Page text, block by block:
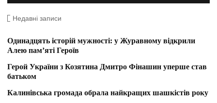
Недавні записи
Одинадцять історій мужності: у Журавному відкрили
Алею пам’яті Героїв
Герой України з Козятина Дмитро Фінашин уперше став
батьком
Калинівська громада обрала найкращих шашкістів року